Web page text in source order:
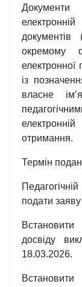
окремому
із
власне
отримання.
Термін
подати
досвіду
18.03.2026.